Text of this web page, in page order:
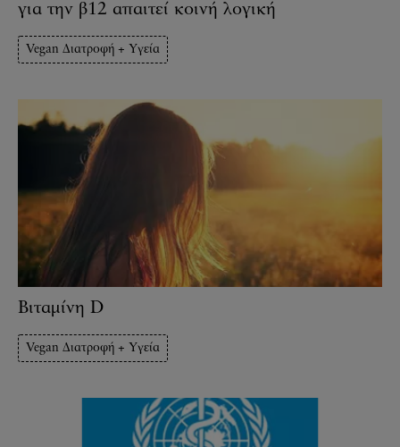
για την β12 απαιτεί κοινή λογική
Vegan Διατροφή + Υγεία
Βιταμίνη D
Vegan Διατροφή + Υγεία